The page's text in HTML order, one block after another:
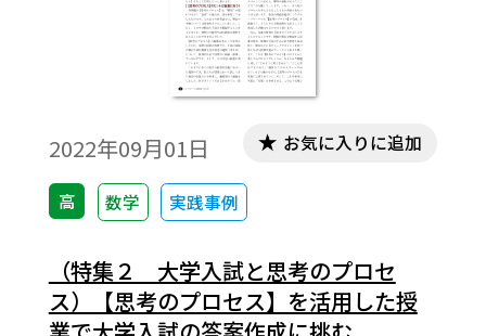
2022年09月01日
高 数学 実践事例
お気に入りに追加
（特集２ 大学入試と思考のプロセ
ス）【思考のプロセス】を活用した授